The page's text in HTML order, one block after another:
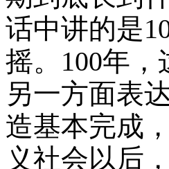
话中讲的是
摇。 100年，
另一方面表
造基本完成
义社会以后